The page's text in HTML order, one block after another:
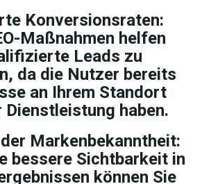
Konversionsraten:
Maßnahmen helfen
Leads zu
da die Nutzer bereits
an Ihrem Standort
Dienstleistung haben.
Markenbekanntheit:
bessere Sichtbarkeit in
können Sie